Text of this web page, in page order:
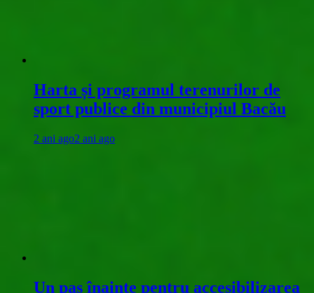
Harta și programul terenurilor de
sport publice din municipiul Bacău
2 ani ago2 ani ago
Un pas înainte pentru accesibilizarea